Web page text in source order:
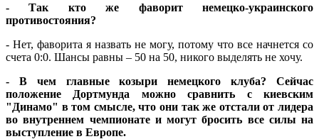
- Так кто же фаворит немецко-украинского
противостояния?
- Нет, фаворита я назвать не могу, потому что все начнется со
счета 0:0. Шансы равны – 50 на 50, никого выделять не хочу.
- В чем главные козыри немецкого клуба? Сейчас
положение Дортмунда можно сравнить с киевским
"Динамо" в том смысле, что они так же отстали от лидера
во внутреннем чемпионате и могут бросить все силы на
выступление в Европе.